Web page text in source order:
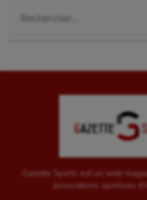
Gazette Sports est un web
associations sportives